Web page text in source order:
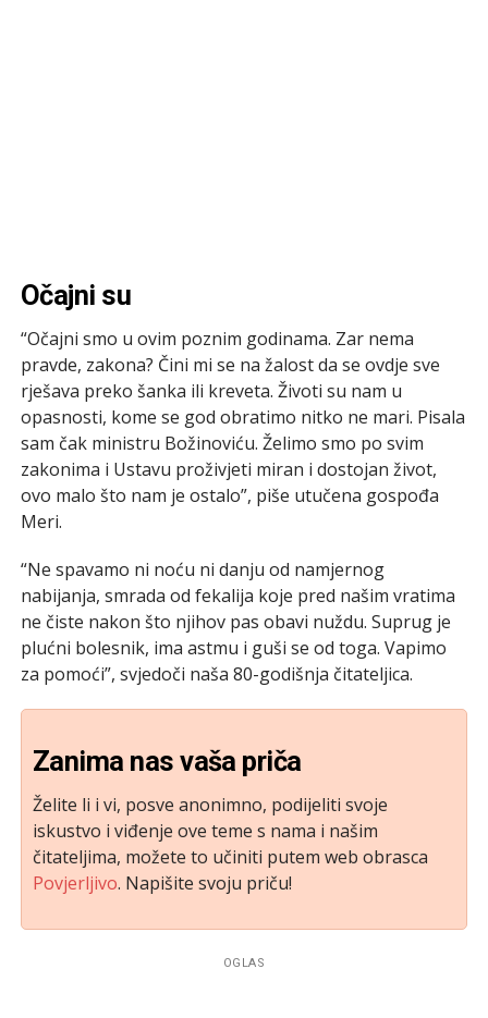
Očajni su
“Očajni smo u ovim poznim godinama. Zar nema
pravde, zakona? Čini mi se na žalost da se ovdje sve
rješava preko šanka ili kreveta. Životi su nam u
opasnosti, kome se god obratimo nitko ne mari. Pisala
sam čak ministru Božinoviću. Želimo smo po svim
zakonima i Ustavu proživjeti miran i dostojan život,
ovo malo što nam je ostalo”, piše utučena gospođa
Meri.
“Ne spavamo ni noću ni danju od namjernog
nabijanja, smrada od fekalija koje pred našim vratima
ne čiste nakon što njihov pas obavi nuždu. Suprug je
plućni bolesnik, ima astmu i guši se od toga. Vapimo
za pomoći”, svjedoči naša 80-godišnja čitateljica.
Zanima nas vaša priča
Želite li i vi, posve anonimno, podijeliti svoje
iskustvo i viđenje ove teme s nama i našim
čitateljima, možete to učiniti putem web obrasca
Povjerljivo. Napišite svoju priču!
OGLAS